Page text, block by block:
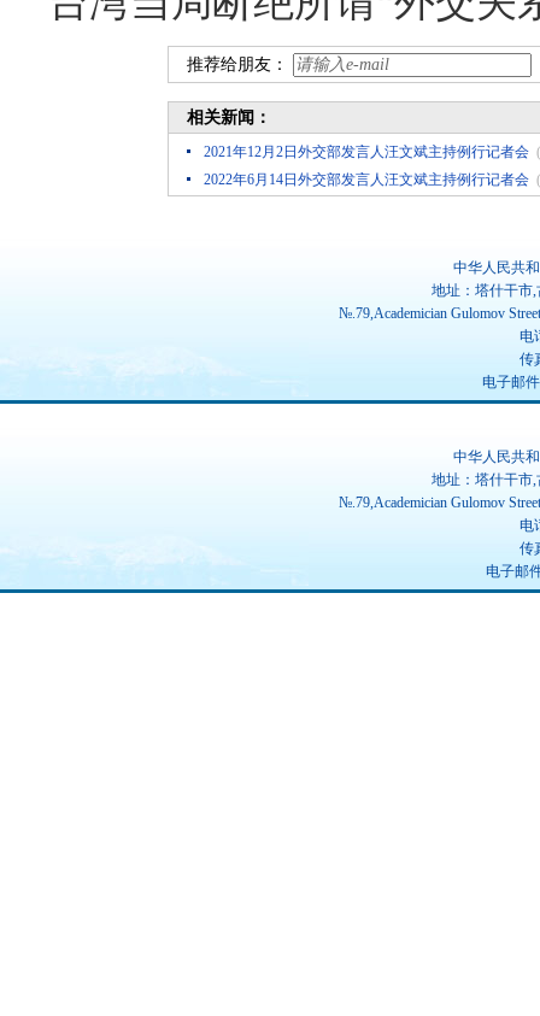
推荐给朋友：
相关新闻：
2021年12月2日外交部发言人汪文斌主持例行记者会
2022年6月14日外交部发言人汪文斌主持例行记者会
中华人民共
地址：塔什干市
№.79,Academician Gulomov
电
传
电子邮件
中华人民共
地址：塔什干市
№.79,Academician Gulomov
电
传
电子邮